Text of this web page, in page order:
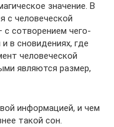
значение. В
с человеческой
сотворением чего-
в сновидениях, где
человеческой
являются размер,
информацией, и чем
такой сон.